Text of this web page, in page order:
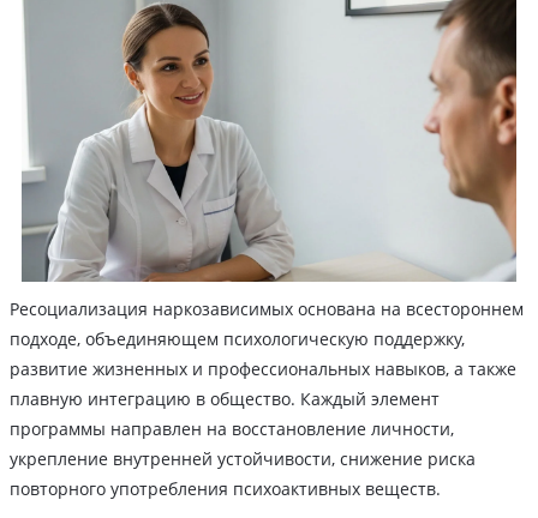
Ресоциализация наркозависимых основана на всестороннем
подходе, объединяющем психологическую поддержку,
развитие жизненных и профессиональных навыков, а также
плавную интеграцию в общество. Каждый элемент
программы направлен на восстановление личности,
укрепление внутренней устойчивости, снижение риска
повторного употребления психоактивных веществ.